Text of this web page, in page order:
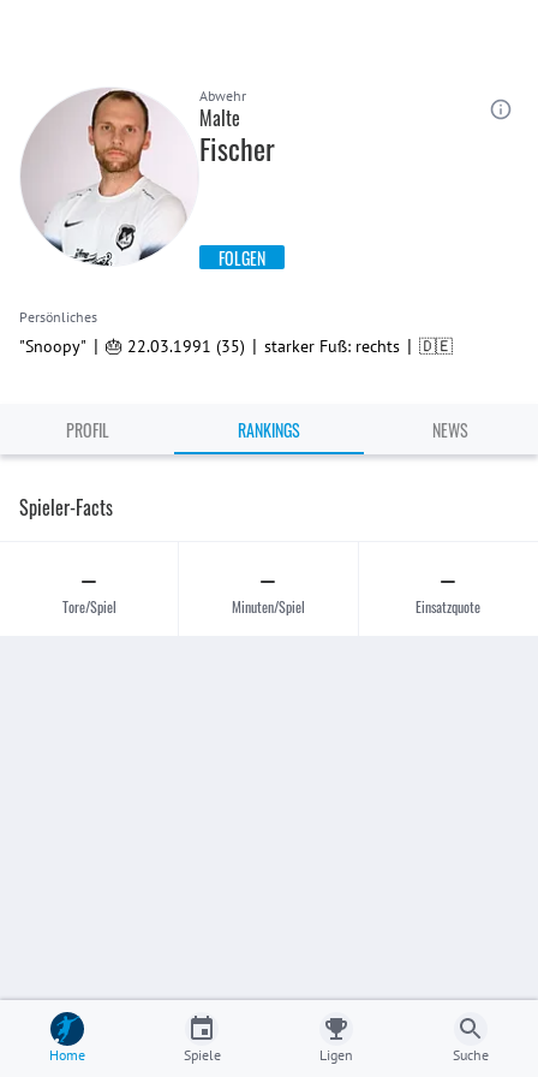
Abwehr
Malte
Fischer
FOLGEN
Persönliches
"Snoopy" | 🎂 22.03.1991 (35) | starker Fuß: rechts | 🇩🇪
PROFIL RANKINGS NEWS
Spieler-Facts
–
Tore/Spiel
–
Minuten/Spiel
–
Einsatzquote
Home Spiele Ligen Suche